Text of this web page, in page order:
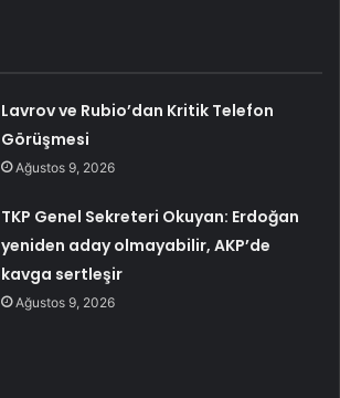
Lavrov ve Rubio’dan Kritik Telefon
Görüşmesi
Ağustos 9, 2026
TKP Genel Sekreteri Okuyan: Erdoğan
yeniden aday olmayabilir, AKP’de
kavga sertleşir
Ağustos 9, 2026